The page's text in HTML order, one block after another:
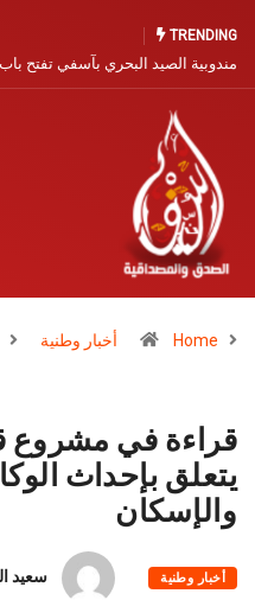
TRENDING
مندوبية الصيد البحري بآسفي تفتح باب
Home أخبار وطنية
يتعلق بإحداث
والإسكان
أخبار وطنية سعيد